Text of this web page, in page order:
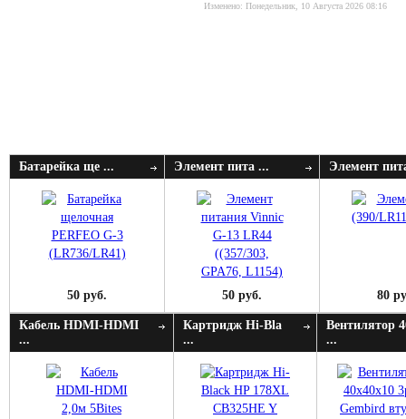
Изменено: Понедельник, 10 Августа 2026 08:16
Батарейка ще ...
50 руб.
Элемент пита ...
50 руб.
Элемент
80
Кабель HDMI-HDMI
...
Картридж Hi-Bla
...
Вентилятор
...